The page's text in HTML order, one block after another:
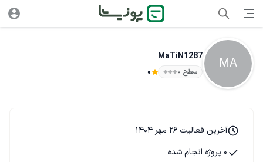
MA
MaTiN1287
سطح ۰ 0
آخرین فعالیت 26 مهر 1404
0 پروژه انجام شده